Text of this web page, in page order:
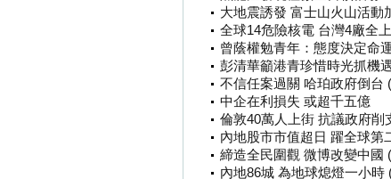
大地震誘發 富士山火山活動
全球14危險核電 台灣4廠全
曾蔭權勉青年：態度決定命
彭清華籲港青珍惜時光抓機
不信任案過關 哈珀政府倒台
中企在利損失 或超千五億
倫敦40萬人上街 抗議政府削
內地股市市值超日 躍全球第
締造全民圍觀 微博改變中國
內地86城 為地球熄燈一小時